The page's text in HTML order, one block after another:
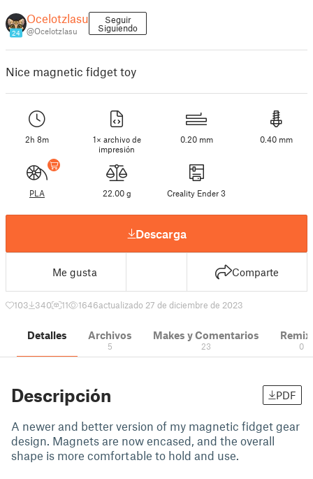
24
Ocelotzlasu
@Ocelotzlasu
Seguir
Siguiendo
Nice magnetic fidget toy
2h 8m
1× archivo de
impresión
0.20 mm 0.40 mm
PLA 22.00 g Creality Ender 3
Descarga
Me gusta Comparte
103 340 11 1646actualizado 27 de diciembre de 2023
Detalles Archivos
5
Makes y Comentarios
23 0
Descripción PDF
A newer and better version of my magnetic fidget gear
design. Magnets are now encased, and the overall
shape is more comfortable to hold and use.